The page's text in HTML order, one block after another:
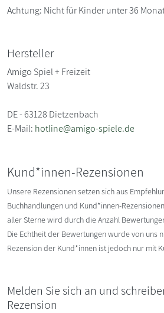
Achtung: Nicht für Kinder unter 36
Hersteller
Amigo Spiel + Freizeit
Waldstr. 23
DE - 63128 Dietzenbach
E-Mail: hotline@amigo-spiele.de
Kund*innen-Rezensionen
Unsere Rezensionen setzen sich aus
Buchhandlungen und Kund*innen-
aller Sterne wird durch die Anzahl
Die Echtheit der Bewertungen wurde von uns
Rezension der Kund*innen ist jedoch nur mit
Melden Sie sich an und
Rezension